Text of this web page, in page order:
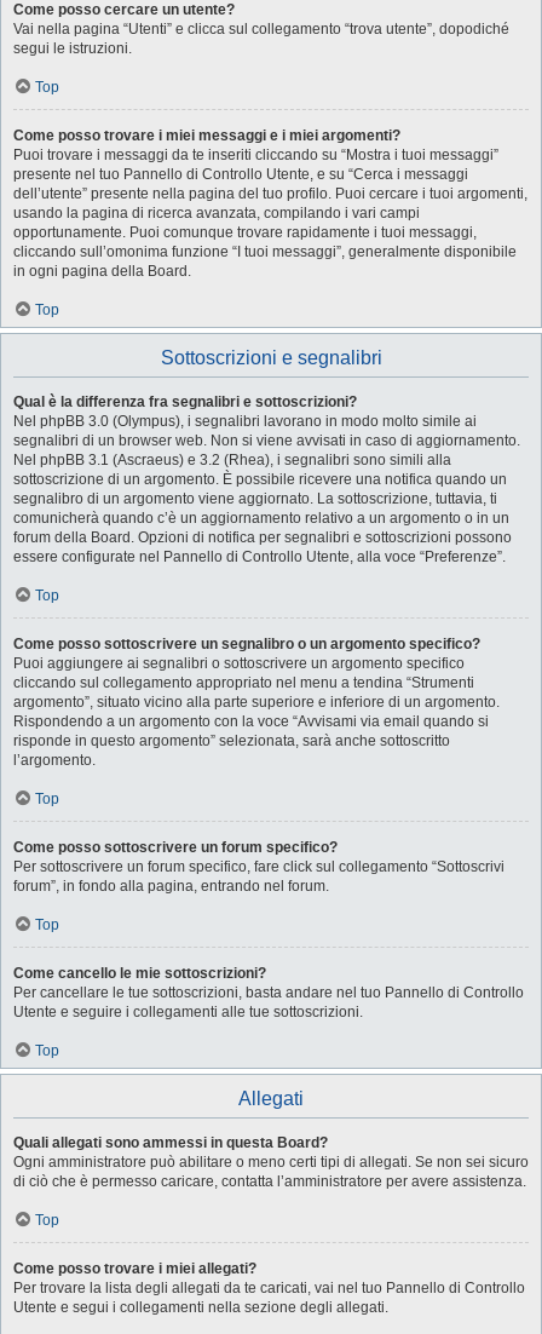
Come posso cercare un utente?
Vai nella pagina “Utenti” e clicca sul collegamento “trova utente”, dopodiché
segui le istruzioni.
Top
Come posso trovare i miei messaggi e i miei argomenti?
Puoi trovare i messaggi da te inseriti cliccando su “Mostra i tuoi messaggi”
presente nel tuo Pannello di Controllo Utente, e su “Cerca i messaggi
dell’utente” presente nella pagina del tuo profilo. Puoi cercare i tuoi argomenti,
usando la pagina di ricerca avanzata, compilando i vari campi
opportunamente. Puoi comunque trovare rapidamente i tuoi messaggi,
cliccando sull’omonima funzione “I tuoi messaggi”, generalmente disponibile
in ogni pagina della Board.
Top
Sottoscrizioni e segnalibri
Qual è la differenza fra segnalibri e sottoscrizioni?
Nel phpBB 3.0 (Olympus), i segnalibri lavorano in modo molto simile ai
segnalibri di un browser web. Non si viene avvisati in caso di aggiornamento.
Nel phpBB 3.1 (Ascraeus) e 3.2 (Rhea), i segnalibri sono simili alla
sottoscrizione di un argomento. È possibile ricevere una notifica quando un
segnalibro di un argomento viene aggiornato. La sottoscrizione, tuttavia, ti
comunicherà quando c’è un aggiornamento relativo a un argomento o in un
forum della Board. Opzioni di notifica per segnalibri e sottoscrizioni possono
essere configurate nel Pannello di Controllo Utente, alla voce “Preferenze”.
Top
Come posso sottoscrivere un segnalibro o un argomento specifico?
Puoi aggiungere ai segnalibri o sottoscrivere un argomento specifico
cliccando sul collegamento appropriato nel menu a tendina “Strumenti
argomento”, situato vicino alla parte superiore e inferiore di un argomento.
Rispondendo a un argomento con la voce “Avvisami via email quando si
risponde in questo argomento” selezionata, sarà anche sottoscritto
l’argomento.
Top
Come posso sottoscrivere un forum specifico?
Per sottoscrivere un forum specifico, fare click sul collegamento “Sottoscrivi
forum”, in fondo alla pagina, entrando nel forum.
Top
Come cancello le mie sottoscrizioni?
Per cancellare le tue sottoscrizioni, basta andare nel tuo Pannello di Controllo
Utente e seguire i collegamenti alle tue sottoscrizioni.
Top
Allegati
Quali allegati sono ammessi in questa Board?
Ogni amministratore può abilitare o meno certi tipi di allegati. Se non sei sicuro
di ciò che è permesso caricare, contatta l’amministratore per avere assistenza.
Top
Come posso trovare i miei allegati?
Per trovare la lista degli allegati da te caricati, vai nel tuo Pannello di Controllo
Utente e segui i collegamenti nella sezione degli allegati.